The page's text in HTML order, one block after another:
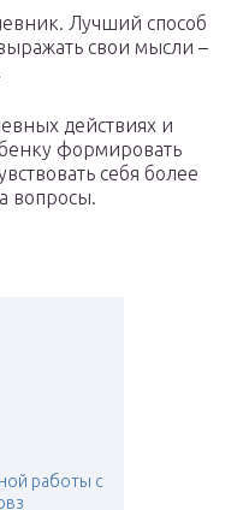
Лучший способ
свои мысли –
действиях и
формировать
себя более
вопросы.
работы с